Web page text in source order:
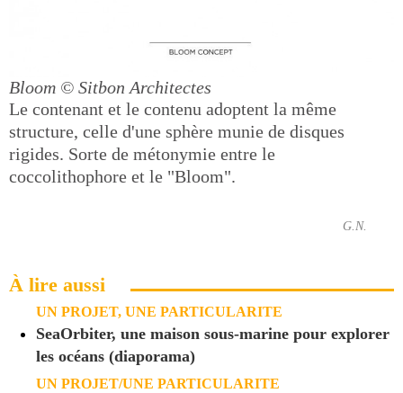
Bloom © Sitbon Architectes
Le contenant et le contenu adoptent la même
structure, celle d'une sphère munie de disques
rigides. Sorte de métonymie entre le
coccolithophore et le "Bloom".
G.N.
À lire aussi
UN PROJET, UNE PARTICULARITE
SeaOrbiter, une maison sous-marine pour explorer
les océans (diaporama)
UN PROJET/UNE PARTICULARITE